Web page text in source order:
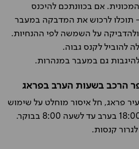
אם בכוונתכם להיכנס
תוכלו לרכוש את המדבקה במעבר
על השמשה לפי ההנחיות.
להוביל לקנס גבוה.
גם במעבר במנהרות.
הרכב בשעות הערב בפראג
פראג, חל איסור מוחלט על שימוש
בצופר הרכב מהשעה 18:00 בערב עד לשעה 8:00 בבוקר.
קנסות.